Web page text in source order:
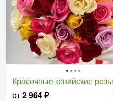
Красочные кенийские розы
от2 964₽